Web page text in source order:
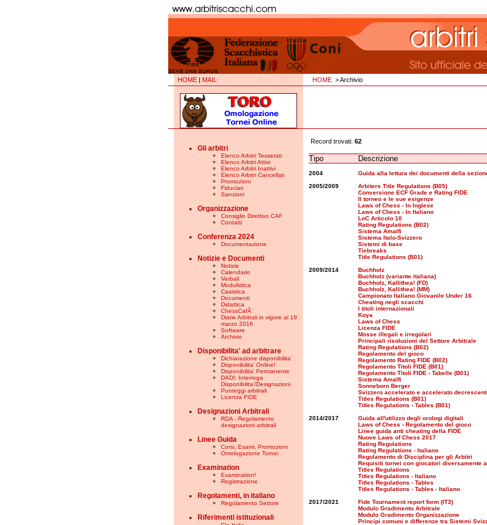
HOME | MAIL HOME > Archivio
Gli arbitri
Elenco Arbitri Tesserati
Elenco Arbitri Attivi
Elenco Arbitri Inattivi
Elenco Arbitri Cancellati
Promozioni
Fiduciari
Sanzioni
Organizzazione
Consiglio Direttivo CAF
Contatti
Conferenza 2024
Documentazione
Notizie e Documenti
Notizie
Calendario
Verbali
Modulistica
Casistica
Documenti
Didattica
ChessCafÃ¨
Diarie Arbitrali in vigore al 19
marzo 2016
Software
Archivio
Disponibilita' ad arbitrare
Dichiarazione disponibilita'
Disponibilita' Online!
Disponibilita' Permanente
DADI: Interroga
Disponibilita'/Designazioni
Punteggi arbitrali
Licenza FIDE
Designazioni Arbitrali
RDA - Regolamento
designazioni arbitrali
Linee Guida
Corsi, Esami, Promozioni
Omologazione Tornei
Examination
Examination!
Registrazione
Regolamenti, in italiano
Regolamento Settore
Riferimenti istituzionali
Record trovati: 62
Tipo Descrizione
2004 Guida alla lettura dei documenti della
2005/2009
Arbiters Title Regulations (B05)
Conversione ECF Grade e Rating FIDE
Il torneo e le sue esigenze
Laws of Chess - In Inglese
Laws of Chess - In Italiano
LoC Articolo 10
Rating Regulations (B02)
Sistema Amalfi
Sistema Italo-Svizzero
Sistemi di base
Tiebreaks
Title Regulations (B01)
2009/2014
Buchholz
Buchholz (variante italiana)
Buchholz, Kallithea! (FD)
Buchholz, Kallithea! (MM)
Campionato Italiano Giovanile Under 16
Cheating negli scacchi
I titoli internazionali
Koya
Laws of Chess
Licenza FIDE
Mosse illegali e irregolari
Principali risoluzioni del Settore Arbitrale
Rating Regulations (B02)
Regolamento del gioco
Regolamento Rating FIDE (B02)
Regolamento Titoli FIDE (B01)
Regolamento Titoli FIDE - Tabelle (B01)
Sistema Amalfi
Sonneborn Berger
Svizzero accelerato e accelerato
Titles Regulations (B01)
Titles Regulations - Tables (B01)
2014/2017
Guida all'utilizzo degli orologi digitali
Laws of Chess - Regolamento del gioco
Linee guida anti cheating della FIDE
Nuove Laws of Chess 2017
Rating Regulations
Rating Regulations - Italiano
Regolamento di Disciplina per gli Arbitri
Requisiti tornei con giocatori diversamente
Titles Regulations
Titles Regulations - Italiano
Titles Regulations - Tables
Titles Regulations - Tables - Italiano
2017/2021
Fide Tournament report form (IT3)
Modulo Gradimento Arbitrale
Modulo Gradimento Organizzazione
Principi comuni e differenze tra Sistemi